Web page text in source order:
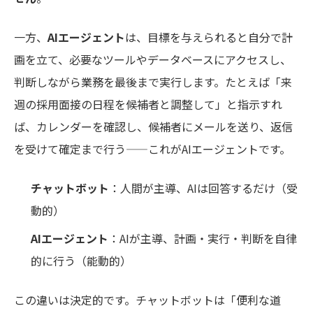
一方、 AIエージェントは、目標を与えられると自分で計
画を立て、必要なツールやデータベースにアクセスし、
判断しながら業務を最後まで実行します。たとえば「来
週の採用面接の日程を候補者と調整して」と指示すれ
ば、カレンダーを確認し、候補者にメールを送り、返信
を受けて確定まで行う——これがAIエージェントです。
チャットボット ：人間が主導、AIは回答するだけ（受
動的）
AIエージェント ：AIが主導、計画・実行・判断を自律
的に行う（能動的）
この違いは決定的です。チャットボットは「便利な道